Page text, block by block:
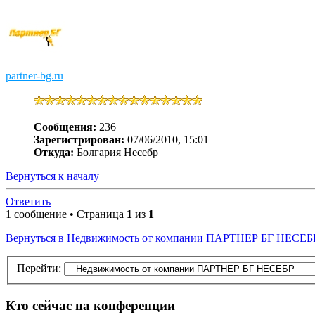
partner-bg.ru
Сообщения: 236
Зарегистрирован: 07/06/2010, 15:01
Откуда: Болгария Несебр
Вернуться к началу
Ответить
1 сообщение • Страница 1 из 1
Вернуться в Недвижимость от компании ПАРТНЕР БГ
Перейти:
Кто сейчас на конференции